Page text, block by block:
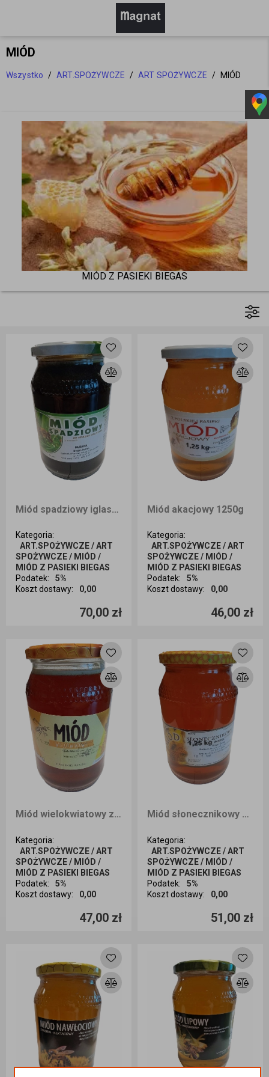
MIÓD
Wszystko / ART.SPOŻYWCZE / ART SPOŻYWCZE / MIÓD
MIÓD Z PASIEKI BIEGAS
Miód spadziowy iglasty 1250g z Polskiej Pasieki nektarowy
Kategoria:
ART.SPOŻYWCZE / ART
SPOŻYWCZE / MIÓD /
MIÓD Z PASIEKI BIEGAS
Podatek:
5%
Koszt dostawy: 0,00
70,00 zł
Ilość sztuk
Miód akacjowy 1250g
Kategoria:
ART.SPOŻYWCZE / ART
SPOŻYWCZE / MIÓD /
MIÓD Z PASIEKI BIEGAS
Podatek:
5%
Koszt dostawy: 0,00
46,00 zł
Ilość sztuk
Miód wielokwiatowy z polskiej pasieki 1250g
Kategoria:
ART.SPOŻYWCZE / ART
SPOŻYWCZE / MIÓD /
MIÓD Z PASIEKI BIEGAS
Podatek:
5%
Koszt dostawy: 0,00
47,00 zł
Ilość sztuk
Miód słonecznikowy nektarowy 1250g
Kategoria:
ART.SPOŻYWCZE / ART
SPOŻYWCZE / MIÓD /
MIÓD Z PASIEKI BIEGAS
Podatek:
5%
Koszt dostawy: 0,00
51,00 zł
Ilość sztuk